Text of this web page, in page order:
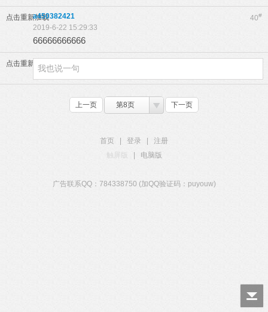
点击重新加载 40#
a450382421
2019-6-22 15:29:33
66666666666
点击重新加载
上一页 第8页 下一页
首页 登录
注册
触屏版
电脑版
广告联系QQ：784338750 (加QQ验证码：puyouw)